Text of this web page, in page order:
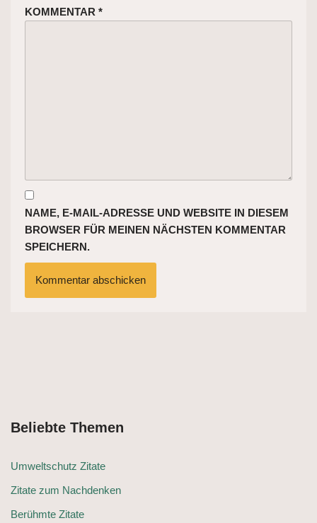
KOMMENTAR *
NAME, E-MAIL-ADRESSE UND WEBSITE IN DIESEM
BROWSER FÜR MEINEN NÄCHSTEN KOMMENTAR
SPEICHERN.
Beliebte Themen
Umweltschutz Zitate
Zitate zum Nachdenken
Berühmte Zitate